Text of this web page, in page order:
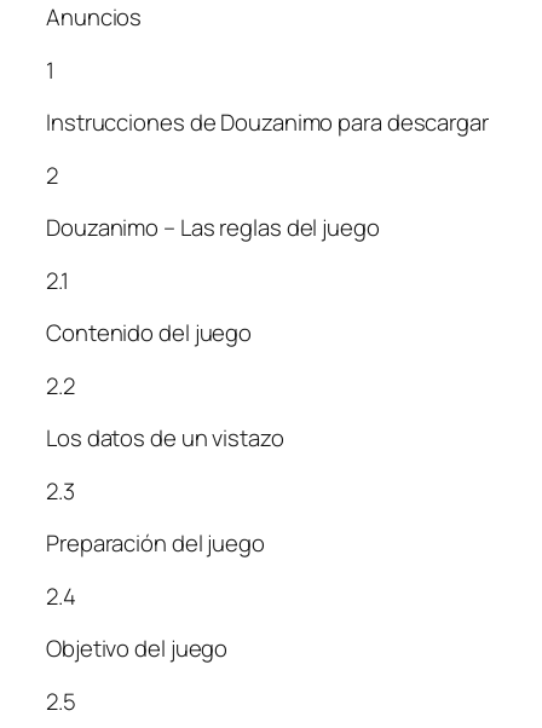
Anuncios
1
Instrucciones de Douzanimo para descargar
2
Douzanimo – Las reglas del juego
2.1
Contenido del juego
2.2
Los datos de un vistazo
2.3
Preparación del juego
2.4
Objetivo del juego
2.5